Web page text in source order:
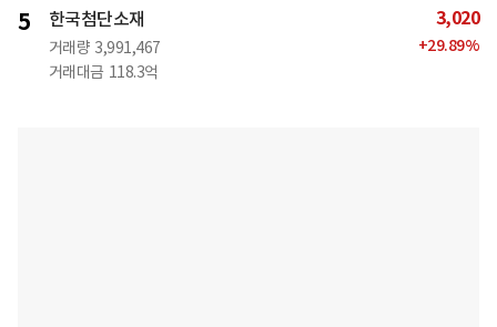
5 한국첨단소재
거래량 3,991,467
거래대금 118.3억
3,020
+29.89%